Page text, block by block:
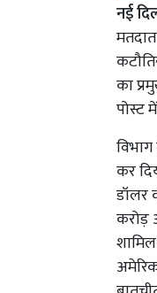
नई
का
पोस्ट
कर
डॉलर
करोड़